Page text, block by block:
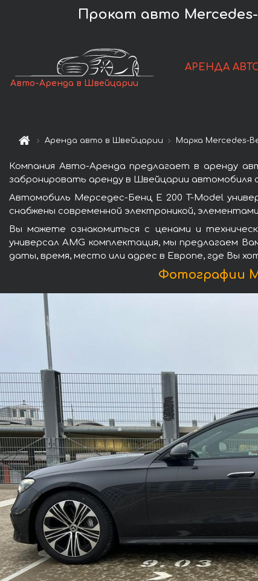
Прокат авто
Авто-Аренда в Швейцарии
АРЕНДА
Аренда авто в Швейцарии Марка Mercedes-
Компания Авто-Аренда предлагает в аренду
забронировать аренду в Швейцарии автомобиля
Автомобиль Мерседес-Бенц E 200 T-Model
снабжены современной электроникой,
Вы можете ознакомиться с ценами и
универсал AMG комплектация, мы предлагаем
даты, время, место или адрес в Европе, где Вы
Фотографии